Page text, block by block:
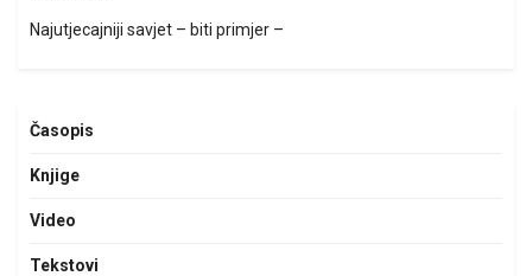
Najutjecajniji savjet – biti primjer –
Časopis
Knjige
Video
Tekstovi